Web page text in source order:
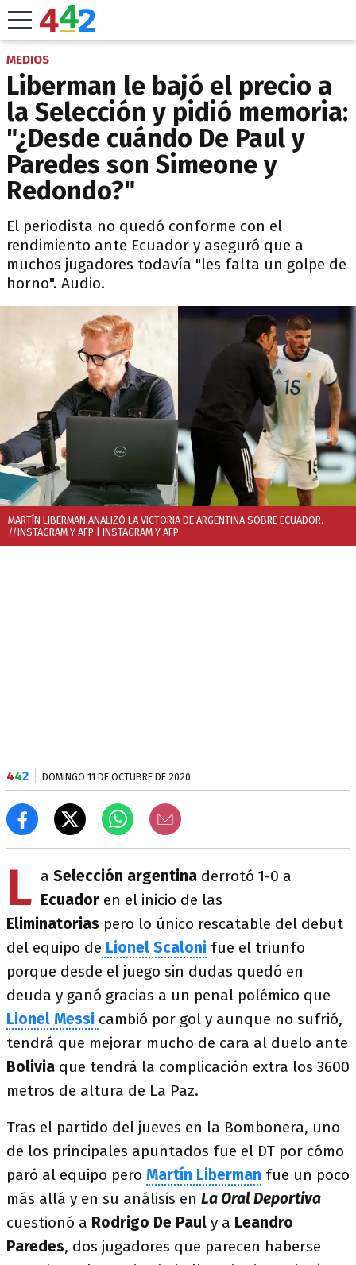
MEDIOS
Liberman le bajó el precio a
la Selección y pidió memoria:
"¿Desde cuándo De Paul y
Paredes son Simeone y
Redondo?"
El periodista no quedó conforme con el
rendimiento ante Ecuador y aseguró que a
muchos jugadores todavía "les falta un golpe de
horno". Audio.
MARTÍN LIBERMAN ANALIZÓ LA VICTORIA DE ARGENTINA SOBRE ECUADOR.
//INSTAGRAM Y AFP | INSTAGRAM Y AFP
442 DOMINGO 11 DE OCTUBRE DE 2020
L a Selección argentina derrotó 1-0 a
Ecuador en el inicio de las
Eliminatorias pero lo único rescatable del debut
del equipo de Lionel Scaloni fue el triunfo
porque desde el juego sin dudas quedó en
deuda y ganó gracias a un penal polémico que
Lionel Messi cambió por gol y aunque no sufrió,
tendrá que mejorar mucho de cara al duelo ante
Bolivia que tendrá la complicación extra los 3600
metros de altura de La Paz.
Tras el partido del jueves en la Bombonera, uno
de los principales apuntados fue el DT por cómo
paró al equipo pero Martín Liberman fue un poco
más allá y en su análisis en La Oral Deportiva
cuestionó a Rodrigo De Paul y a Leandro
Paredes, dos jugadores que parecen haberse